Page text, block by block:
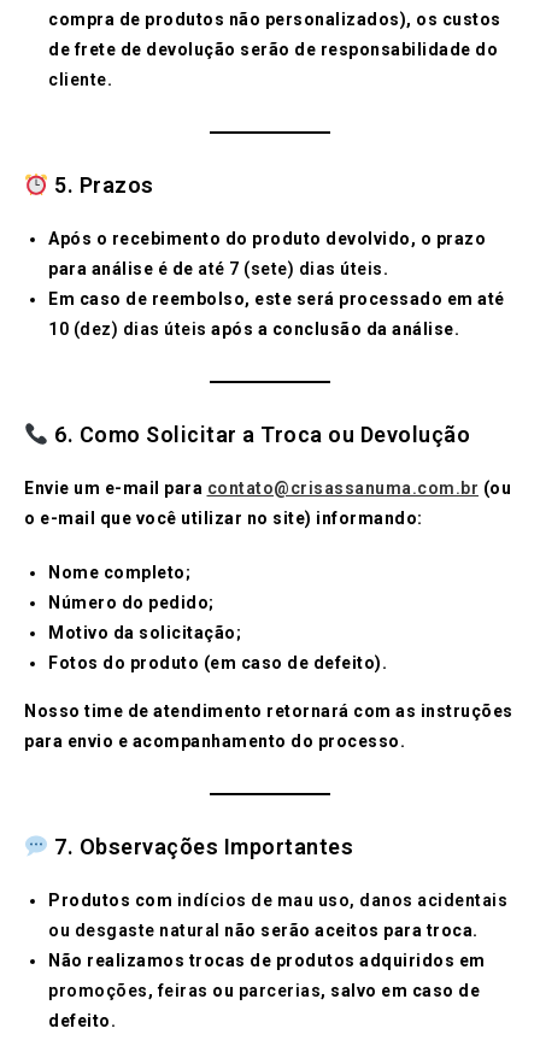
compra de produtos não personalizados), os custos
de frete de devolução serão de responsabilidade do
cliente.
5. Prazos
Após o recebimento do produto devolvido, o prazo
para análise é de até 7 (sete) dias úteis.
Em caso de reembolso, este será processado em até
10 (dez) dias úteis após a conclusão da análise.
6. Como Solicitar a Troca ou Devolução
Envie um e-mail para contato@crisassanuma.com.br (ou
o e-mail que você utilizar no site) informando:
Nome completo;
Número do pedido;
Motivo da solicitação;
Fotos do produto (em caso de defeito).
Nosso time de atendimento retornará com as instruções
para envio e acompanhamento do processo.
7. Observações Importantes
Produtos com indícios de mau uso, danos acidentais
ou desgaste natural
não serão aceitos para troca.
Não realizamos trocas de produtos adquiridos em
promoções,feiras ou parcerias, salvo em caso de
defeito.